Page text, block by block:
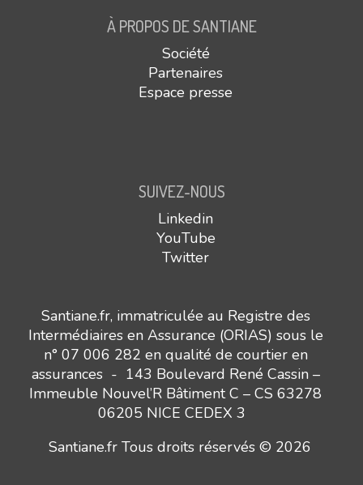
À PROPOS DE SANTIANE
Société
Partenaires
Espace presse
SUIVEZ-NOUS
Linkedin
YouTube
Twitter
Santiane.fr, immatriculée au Registre des
Intermédiaires en Assurance (ORIAS) sous le
n° 07 006 282 en qualité de courtier en
assurances - 143 Boulevard René Cassin –
Immeuble Nouvel’R Bâtiment C – CS 63278
06205 NICE CEDEX 3
Santiane.fr Tous droits réservés © 2026